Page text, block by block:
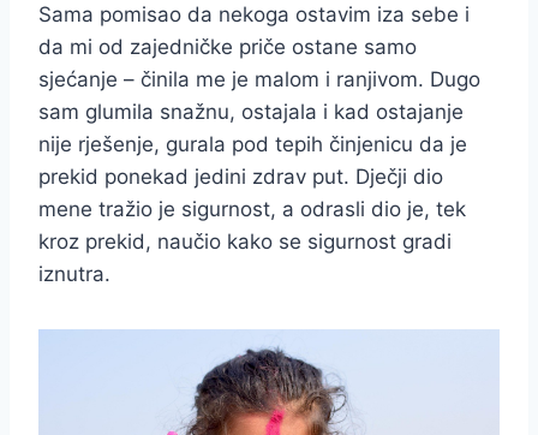
Sama pomisao da nekoga ostavim iza sebe i
da mi od zajedničke priče ostane samo
sjećanje – činila me je malom i ranjivom. Dugo
sam glumila snažnu, ostajala i kad ostajanje
nije rješenje, gurala pod tepih činjenicu da je
prekid ponekad jedini zdrav put. Dječji dio
mene tražio je sigurnost, a odrasli dio je, tek
kroz prekid, naučio kako se sigurnost gradi
iznutra.